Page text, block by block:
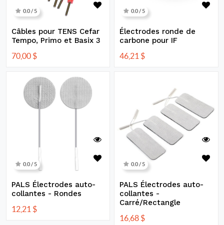
0.0 / 5
Câbles pour TENS Cefar
Tempo, Primo et Basix 3
70,00$
0.0 / 5
Électrodes ronde de
carbone pour IF
46,21 $
0.0 / 5
PALS Électrodes auto-
collantes - Rondes
12,21 $
0.0 / 5
PALS Électrodes auto-
collantes -
Carré/Rectangle
16,68 $